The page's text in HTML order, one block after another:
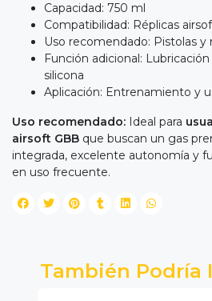
Capacidad: 750 ml
Compatibilidad: Réplicas
Uso recomendado: Pistolas y
Función adicional:
silicona
Aplicación: Entrenamiento y
Uso recomendado: Ideal para
airsoft GBB que buscan un gas
integrada, excelente autonomía y
en uso frecuente.
También Podría